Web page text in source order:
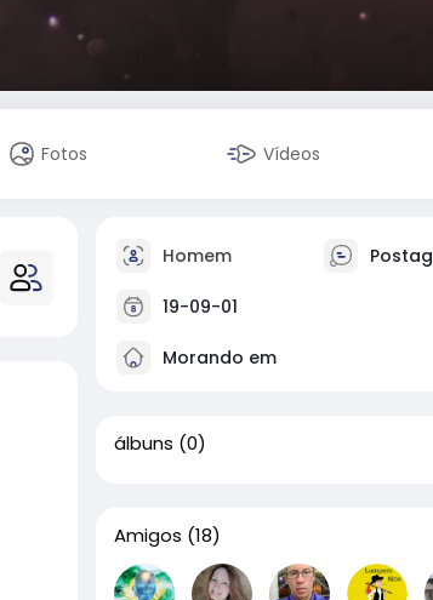
Fotos Vídeos
Homem
19-09-01
Morando em
álbuns (0)
Amigos (18)